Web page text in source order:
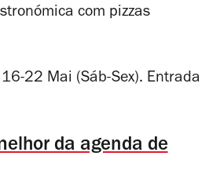
com pizzas
22 Mai (Sáb-Sex). Entrada
da agenda de